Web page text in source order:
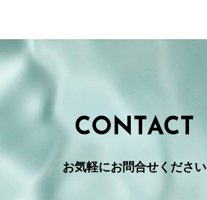
CONTACT
お気軽にお問合せください